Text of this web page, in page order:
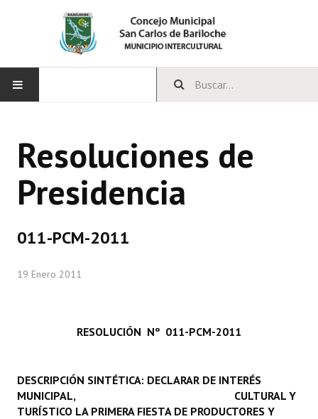
CONCEJO
Bloques Políticos
Comisiones Permanentes
Comisiones Especiales
Constitución Nacional
Resoluciones de
Presidencia
011-PCM-2011
19 Enero 2011
RESOLUCIÓN Nº 011-PCM-2011
DESCRIPCIÓN SINTÉTICA: DECLARAR DE INTERÉS
MUNICIPAL, CULTURAL Y
TURÍSTICO LA PRIMERA FIESTA DE PRODUCTORES Y